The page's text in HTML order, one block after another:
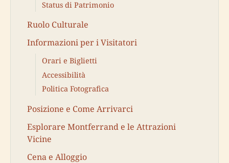
Status di Patrimonio
Ruolo Culturale
Informazioni per i Visitatori
Orari e Biglietti
Accessibilità
Politica Fotografica
Posizione e Come Arrivarci
Esplorare Montferrand e le Attrazioni
Vicine
Cena e Alloggio